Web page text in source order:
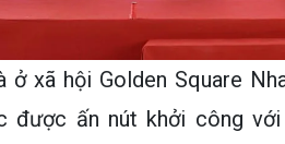
ở xã hội Golden Square
được ấn nút khởi công